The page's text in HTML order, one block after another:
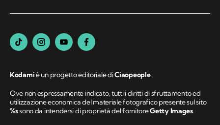
Kodamiè un progetto editoriale diCiaopeople.
Ove non espressamente indicato, tutti i diritti di sfruttamento ed
utilizzazione economica del materiale fotografico presente sul sito
%ssono da intendersi di proprietà del fornitoreGetty Images.